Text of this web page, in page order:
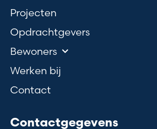
Projecten
Opdrachtgevers
Bewoners
Werken bij
Contact
Contactgegevens